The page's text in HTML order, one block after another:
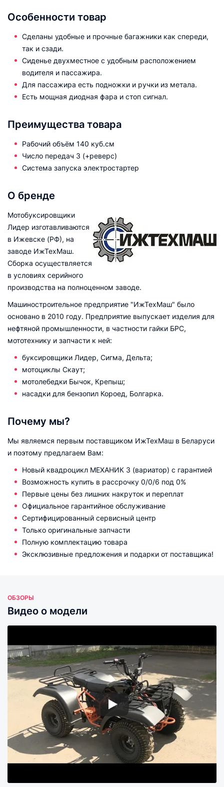
Особенности товар
Сделаны удобные и прочные багажники как спереди,
так и сзади.
Сиденье двухместное с удобным расположением
водителя и пассажира.
Для пассажира есть подножки и ручки из метала.
Есть мощная диодная фара и стоп сигнал.
Преимущества товара
Рабочий объём 140 куб.см
Число передач 3 (+реверс)
Система запуска электростартер
О бренде
Мотобуксировщики
Лидер изготавливаются
в Ижевске (РФ), на
заводе ИжТехМаш.
Сборка осуществляется
в условиях серийного
производства на полноценном заводе.
Машиностроительное предприятие "ИжТехМаш" было
основано в 2010 году. Предприятие выпускает изделия для
нефтяной промышленности, в частности гайки БРС,
мототехнику и запчасти к ней:
буксировщики Лидер, Сигма, Дельта;
мотоциклы Скаут;
мотолебедки Бычок, Крепыш;
насадки для бензопил Короед, Болгарка.
Почему мы?
Мы являемся первым поставщиком ИжТехМаш в Беларуси
и поэтому предлагаем Вам:
Новый квадроцикл МЕХАНИК 3 (вариатор) с гарантией
Возможность купить в рассрочку 0/0/6 под 0%
Первые цены без лишних накруток и переплат
Официальное гарантийное обслуживание
Сертифицированный сервисный центр
Только оригинальные запчасти
Полную комплектацию товара
Эксклюзивные предложения и подарки от поставщика!
ОБЗОРЫ
Видео о модели